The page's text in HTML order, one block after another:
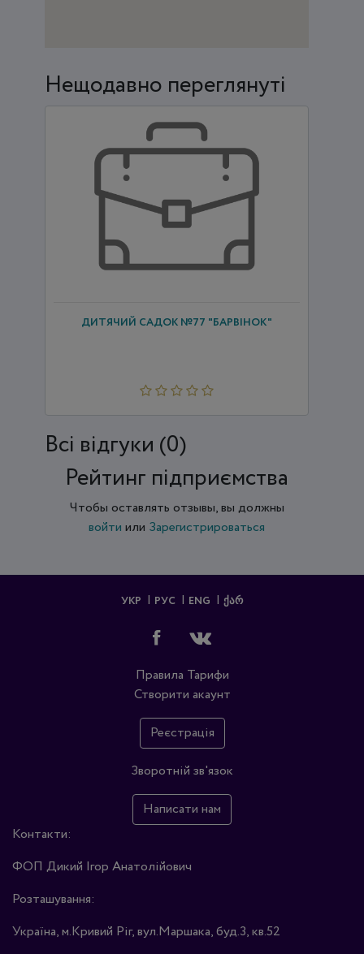
Нещодавно переглянуті
ДИТЯЧИЙ САДОК №77 "БАРВІНОК"
Всi відгуки (0)
Рейтинг підприємства
Чтобы оставлять отзывы, вы должны
войти или Зарегистрироваться
УКР РУС ENG ᲥᲐᲠ
Правила Тарифи
Створити акаунт
Реєстрація
Зворотній зв'язок
Написати нам
Контакти:
ФОП Дикий Ігор Анатолійович
Розташування:
Україна, м.Кривий Ріг, вул.Маршака, буд.3, кв.52